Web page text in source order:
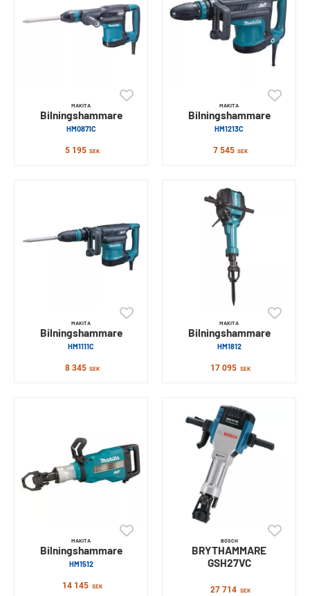
MAKITA
Bilningshammare
HM0871C
5 195 SEK
MAKITA
Bilningshammare
HM1213C
7 545 SEK
MAKITA
Bilningshammare
HM1111C
8 345 SEK
MAKITA
Bilningshammare
HM1812
17 095 SEK
MAKITA
Bilningshammare
HM1512
14 145 SEK
BOSCH
BRYTHAMMARE
GSH27VC
27 714 SEK